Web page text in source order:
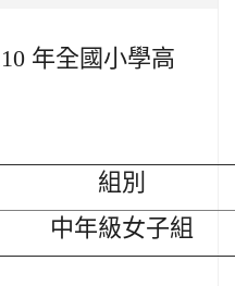
年全國小學高
組別
中年級女子組